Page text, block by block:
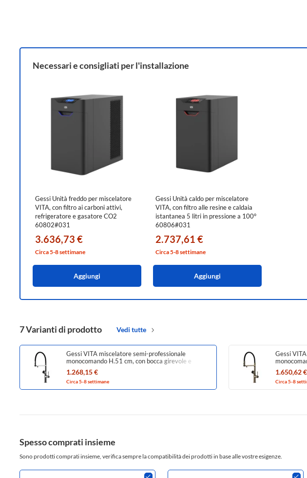
Necessari e consigliati per l'installazione
Gessi Unità freddo per miscelatore
VITA, con filtro ai carboni attivi,
refrigeratore e gasatore CO2
60802#031
3.636,73 €
Circa 5-8 settimane
Aggiungi
Gessi Unità caldo per miscelatore
VITA, con filtro alle resine e caldaia
istantanea 5 litri in pressione a 100°
60806#031
2.737,61 €
Circa 5-8 settimane
Aggiungi
7 Varianti di prodotto Vedi tutte
Gessi VITA miscelatore semi-professionale
monocomando H.51 cm, con bocca girevole e
sistema di erogazione multifunzione, finitura cromo
60722#031
1.268,15 €
Circa 5-8 settimane
Gessi
sistema di
brushed
1.650,62 €
Circa 5-8
Spesso comprati insieme
Sono prodotti comprati insieme, verifica sempre la compatibilità dei prodotti in base alle vostre esigenze.